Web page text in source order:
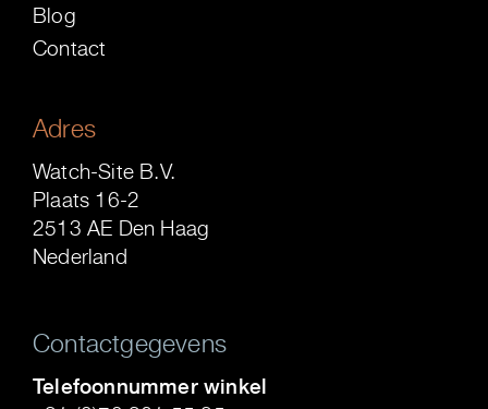
Blog
Contact
Adres
Watch-Site B.V.
Plaats 16-2
2513 AE Den Haag
Nederland
Contactgegevens
Telefoonnummer winkel